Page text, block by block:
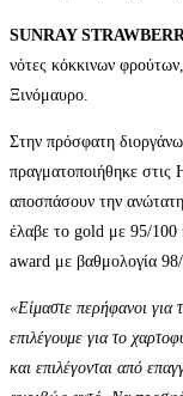
SUNRAY
νότες κόκκινων
Ξινόμαυρο.
Στην πρόσφατη
πραγματοποιήθηκε
αποσπάσουν την
έλαβε το gold με 95/100
award με βαθμολογία 98/
«Είμαστε περήφανοι για
επιλέγουμε για το
και επιλέγονται από